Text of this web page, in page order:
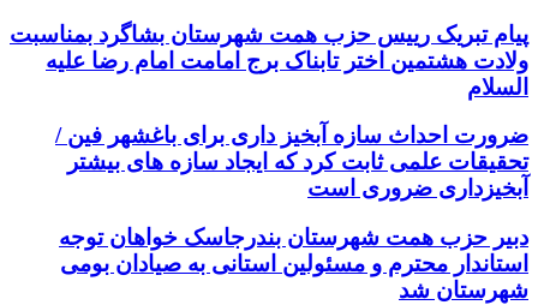
پیام تبریک رییس حزب همت شهرستان بشاگرد بمناسبت
ولادت هشتمین اختر تابناک برج امامت امام رضا علیه
السلام
ضرورت احداث سازه آبخیز داری برای باغشهر فین /
تحقیقات علمی ثابت کرد که ایجاد سازه های بیشتر
آبخیزداری ضروری است
دبیر حزب همت شهرستان بندرجاسک خواهان توجه
استاندار محترم و مسئولین استانی به صیادان بومی
شهرستان شد